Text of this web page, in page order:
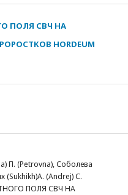
ПОЛЯ СВЧ НА
HORDEUM
П. (Petrovna), Соболева
(Sukhikh)А. (Andrej) С.
ПОЛЯ СВЧ НА